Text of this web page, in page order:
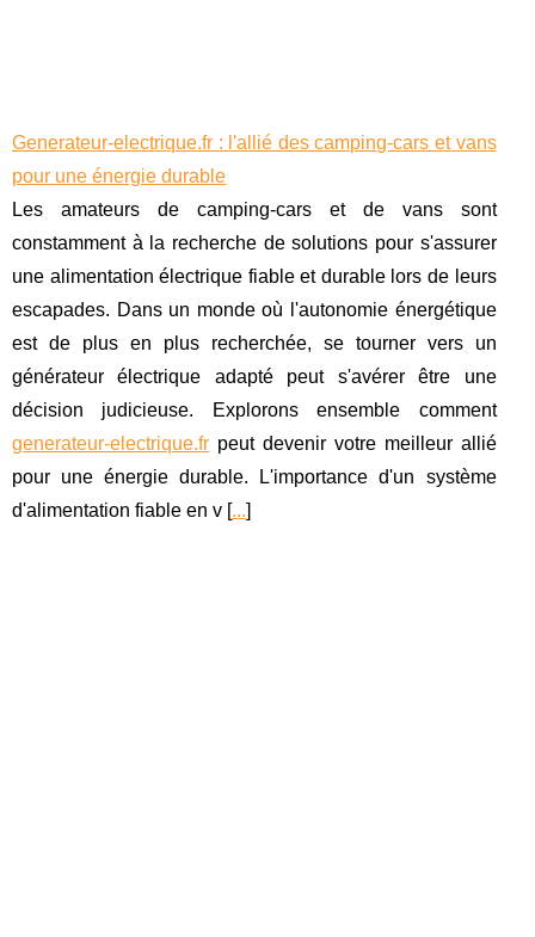
Generateur-electrique.fr : l'allié des camping-cars et vans
pour une énergie durable
Les amateurs de camping-cars et de vans sont
constamment à la recherche de solutions pour s'assurer
une alimentation électrique fiable et durable lors de leurs
escapades. Dans un monde où l'autonomie énergétique
est de plus en plus recherchée, se tourner vers un
générateur électrique adapté peut s'avérer être une
décision judicieuse. Explorons ensemble comment
generateur-electrique.fr peut devenir votre meilleur allié
pour une énergie durable. L'importance d'un système
d'alimentation fiable en v [...]